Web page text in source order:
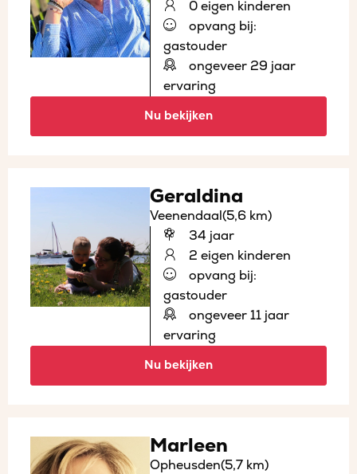
0 eigen kinderen
opvang bij:
gastouder
ongeveer 29 jaar
ervaring
Nu bekijken
Geraldina
Veenendaal(5,6 km)
34 jaar
2 eigen kinderen
opvang bij:
gastouder
ongeveer 11 jaar
ervaring
Nu bekijken
Marleen
Opheusden(5,7 km)